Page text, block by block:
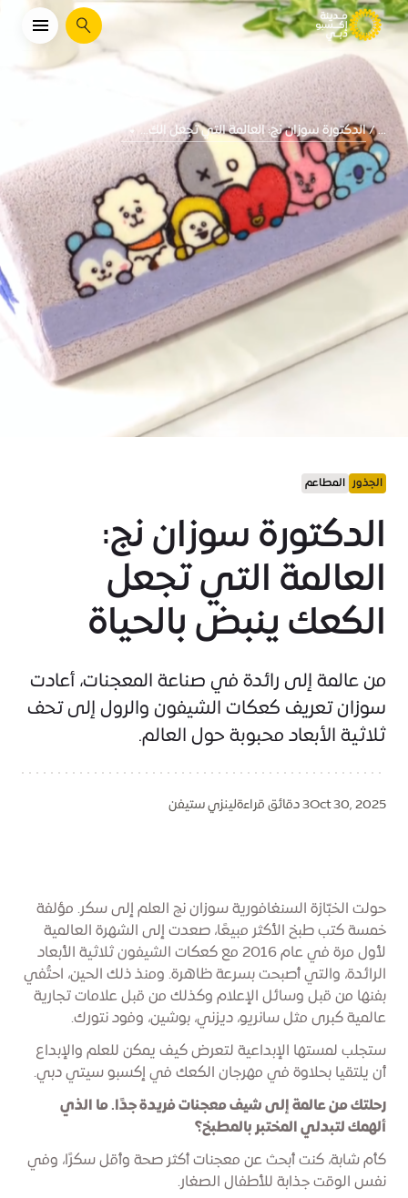
يبحث
... الدكتورة سوزان نج: العالمة التي تجعل الك...
الجذور المطاعم
الدكتورة سوزان نج:
العالمة التي تجعل
الكعك ينبض بالحياة
من عالمة إلى رائدة في صناعة المعجنات، أعادت
سوزان تعريف كعكات الشيفون والرول إلى تحف
ثلاثية الأبعاد محبوبة حول العالم.
Oct 30, 20253 دقائق قراءة لينزي ستيفن
حولت الخبّازة السنغافورية سوزان نج العلم إلى سكر. مؤلفة
خمسة كتب طبخ الأكثر مبيعًا، صعدت إلى الشهرة العالمية
لأول مرة في عام 2016 مع كعكات الشيفون ثلاثية الأبعاد
الرائدة، والتي أصبحت بسرعة ظاهرة. ومنذ ذلك الحين، احتُفي
بفنها من قبل وسائل الإعلام وكذلك من قبل علامات تجارية
عالمية كبرى مثل سانريو، ديزني، بوشين، وفود نتورك.
ستجلب لمستها الإبداعية لتعرض كيف يمكن للعلم والإبداع
أن يلتقيا بحلاوة في مهرجان الكعك في إكسبو سيتي دبي.
رحلتك من عالمة إلى شيف معجنات فريدة جدًا. ما الذي
ألهمك لتبدلي المختبر بالمطبخ؟
كأم شابة، كنت أبحث عن معجنات أكثر صحة وأقل سكرًا، وفي
نفس الوقت جذابة للأطفال الصغار.